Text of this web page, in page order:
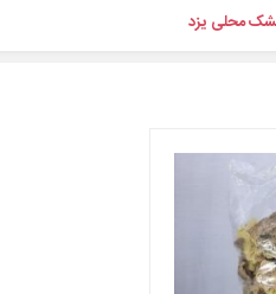
محلی یزد